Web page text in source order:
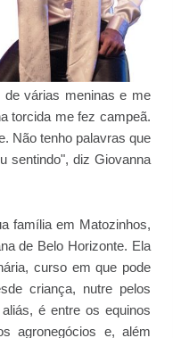
de várias meninas e me
torcida me fez campeã.
Não tenho palavras que
sentindo", diz Giovanna
família em Matozinhos,
de Belo Horizonte. Ela
curso em que pode
criança, nutre pelos
é entre os equinos
agronegócios e, além